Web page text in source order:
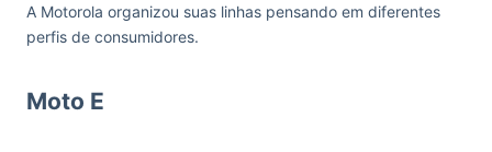
A Motorola organizou suas linhas pensando em diferentes
perfis de consumidores.
Moto E